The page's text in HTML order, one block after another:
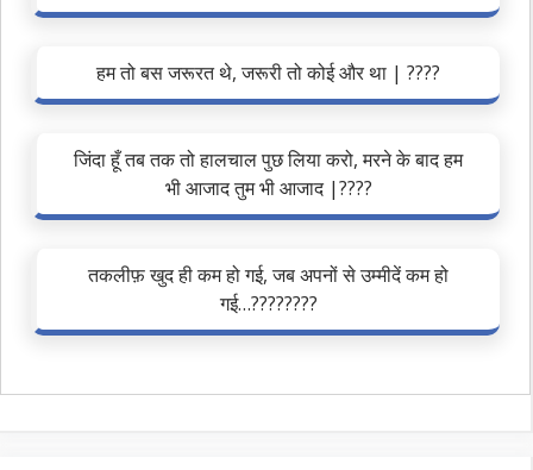
हम तो बस जरूरत थे, जरूरी तो कोई और था | ????
जिंदा हूँ तब तक तो हालचाल पुछ लिया करो, मरने के बाद हम
भी आजाद तुम भी आजाद |????
तकलीफ़ खुद ही कम हो गई, जब अपनों से उम्मीदें कम हो
गई…????????